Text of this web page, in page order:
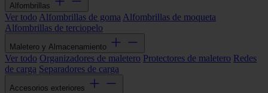
Alfombrillas
Ver todo Alfombrillas de goma Alfombrillas de moqueta
Alfombrillas de terciopelo
Maletero y Almacenamiento
Ver todo Organizadores de maletero Protectores de maletero Redes
de carga Separadores de carga
Accesorios exteriores